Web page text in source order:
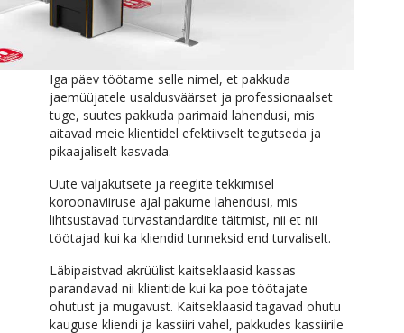
Iga päev töötame selle nimel, et pakkuda
jaemüüjatele usaldusväärset ja professionaalset
tuge, suutes pakkuda parimaid lahendusi, mis
aitavad meie klientidel efektiivselt tegutseda ja
pikaajaliselt kasvada.
Uute väljakutsete ja reeglite tekkimisel
koroonaviiruse ajal pakume lahendusi, mis
lihtsustavad turvastandardite täitmist, nii et nii
töötajad kui ka kliendid tunneksid end turvaliselt.
Läbipaistvad akrüülist kaitseklaasid kassas
parandavad nii klientide kui ka poe töötajate
ohutust ja mugavust. Kaitseklaasid tagavad ohutu
kauguse kliendi ja kassiiri vahel, pakkudes kassiirile